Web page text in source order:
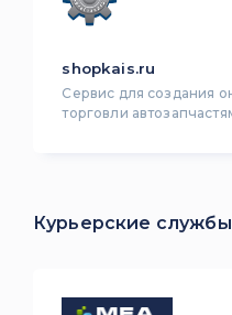
shopkais.ru
Сервис для создания
торговли
Курьерские службы